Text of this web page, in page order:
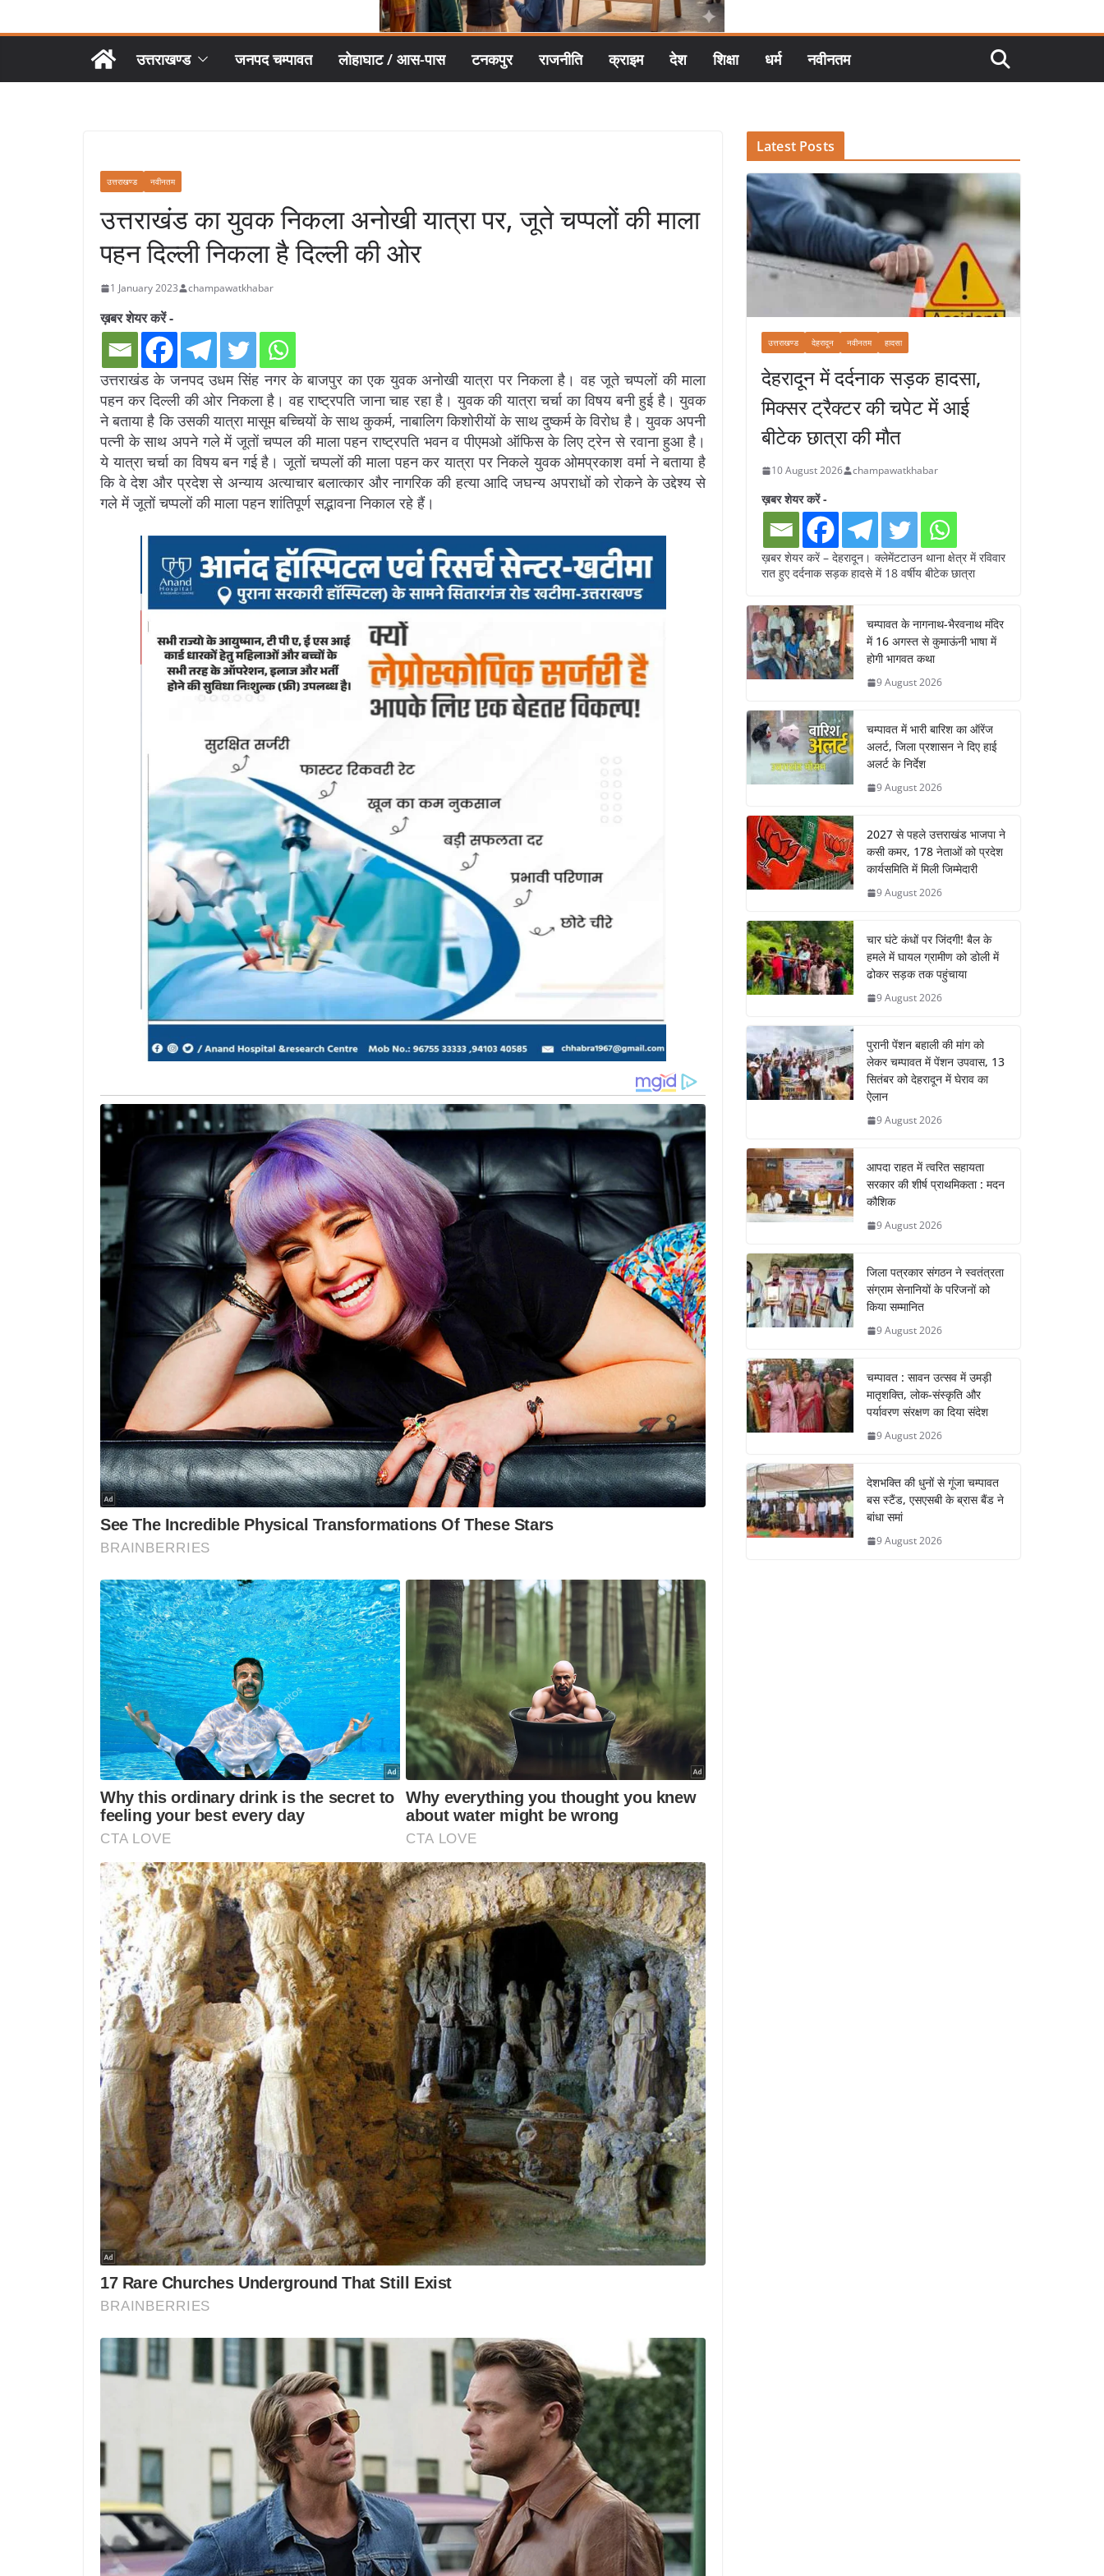
उत्तराखण्ड जनपद चम्पावत लोहाघाट / आस-पास टनकपुर राजनीति क्राइम देश शिक्षा धर्म नवीनतम
उत्तराखण्ड नवीनतम
उत्तराखंड का युवक निकला अनोखी यात्रा पर, जूते चप्पलों की माला
पहन दिल्ली निकला है दिल्ली की ओर
1 January 2023 champawatkhabar
ख़बर शेयर करें -
उत्तराखंड के जनपद उधम सिंह नगर के बाजपुर का एक युवक अनोखी यात्रा पर निकला है। वह जूते चप्पलों की माला
पहन कर दिल्ली की ओर निकला है। वह राष्ट्रपति जाना चाह रहा है। युवक की यात्रा चर्चा का विषय बनी हुई है। युवक
ने बताया है कि उसकी यात्रा मासूम बच्चियों के साथ कुकर्म, नाबालिग किशोरीयों के साथ दुष्कर्म के विरोध है। युवक अपनी
पत्नी के साथ अपने गले में जूतों चप्पल की माला पहन राष्ट्रपति भवन व पीएमओ ऑफिस के लिए ट्रेन से रवाना हुआ है।
ये यात्रा चर्चा का विषय बन गई है। जूतों चप्पलों की माला पहन कर यात्रा पर निकले युवक ओमप्रकाश वर्मा ने बताया है
कि वे देश और प्रदेश से अन्याय अत्याचार बलात्कार और नागरिक की हत्या आदि जघन्य अपराधों को रोकने के उद्देश्य से
गले में जूतों चप्पलों की माला पहन शांतिपूर्ण सद्भावना निकाल रहे हैं।
Latest Posts
उत्तराखण्ड देहरादून नवीनतम हादसा
देहरादून में दर्दनाक सड़क हादसा,
मिक्सर ट्रैक्टर की चपेट में आई
बीटेक छात्रा की मौत
10 August 2026 champawatkhabar
ख़बर शेयर करें -
ख़बर शेयर करें – देहरादून। क्लेमेंटटाउन थाना क्षेत्र में रविवार
रात हुए दर्दनाक सड़क हादसे में 18 वर्षीय बीटेक छात्रा
चम्पावत के नागनाथ-भैरवनाथ मंदिर
में 16 अगस्त से कुमाऊंनी भाषा में
होगी भागवत कथा
9 August 2026
चम्पावत में भारी बारिश का ऑरेंज
अलर्ट, जिला प्रशासन ने दिए हाई
अलर्ट के निर्देश
9 August 2026
2027 से पहले उत्तराखंड भाजपा ने
कसी कमर, 178 नेताओं को प्रदेश
कार्यसमिति में मिली जिम्मेदारी
9 August 2026
चार घंटे कंधों पर जिंदगी! बैल के
हमले में घायल ग्रामीण को डोली में
ढोकर सड़क तक पहुंचाया
9 August 2026
पुरानी पेंशन बहाली की मांग को
लेकर चम्पावत में पेंशन उपवास, 13
सितंबर को देहरादून में घेराव का
ऐलान
9 August 2026
आपदा राहत में त्वरित सहायता
सरकार की शीर्ष प्राथमिकता : मदन
कौशिक
9 August 2026
जिला पत्रकार संगठन ने स्वतंत्रता
संग्राम सेनानियों के परिजनों को
किया सम्मानित
9 August 2026
चम्पावत : सावन उत्सव में उमड़ी
मातृशक्ति, लोक-संस्कृति और
पर्यावरण संरक्षण का दिया संदेश
9 August 2026
देशभक्ति की धुनों से गूंजा चम्पावत
बस स्टैंड, एसएसबी के ब्रास बैंड ने
बांधा समां
9 August 2026